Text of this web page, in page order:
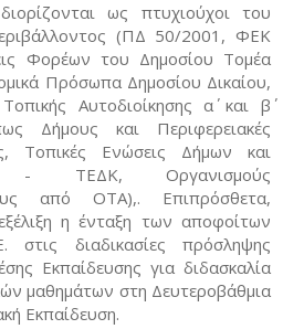
ως πτυχιούχοι του
(ΠΔ 50/2001, ΦΕΚ
Φορέων του Δημοσίου Τομέα
Πρόσωπα Δημοσίου Δικαίου,
Αυτοδιοίκησης α΄ και β΄
Δήμους και Περιφερειακές
Τοπικές Ενώσεις Δήμων και
- ΤΕΔΚ, Οργανισμούς
από ΟΤΑ),. Επιπρόσθετα,
η ένταξη των αποφοίτων
στις διαδικασίες πρόσληψης
Εκπαίδευσης για διδασκαλία
μαθημάτων στη Δευτεροβάθμια
Εκπαίδευση.